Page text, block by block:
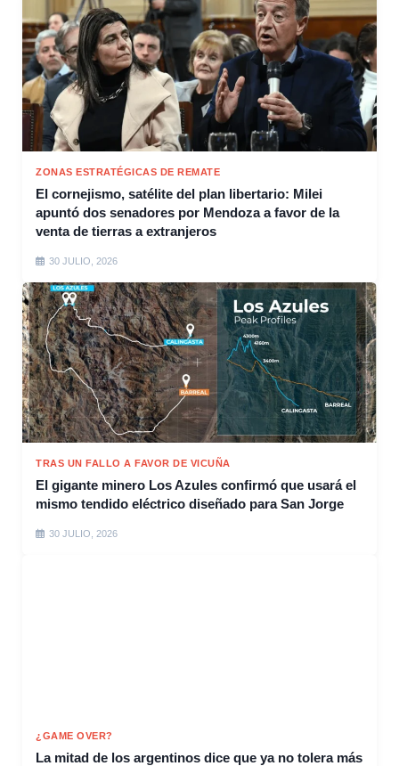
ZONAS ESTRATÉGICAS DE REMATE
El cornejismo, satélite del plan libertario: Milei
apuntó dos senadores por Mendoza a favor de la
venta de tierras a extranjeros
30 JULIO, 2026
TRAS UN FALLO A FAVOR DE VICUÑA
El gigante minero Los Azules confirmó que usará el
mismo tendido eléctrico diseñado para San Jorge
30 JULIO, 2026
¿GAME OVER?
La mitad de los argentinos dice que ya no tolera más